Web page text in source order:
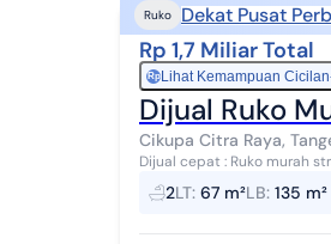
Ruko Dekat Pusat
Rp 1,7 Miliar Total
RpLihat Kemampuan
Dijual Ruko
Cikupa Citra Raya,
Dijual cepat : Ruko murah strategis Ruko Rembrandt Citra Raya Lokasi dekat dengan Mall Ciputra LT : 4,5 x15
m2 LB : +/- 135 m2 2 lantai
2LT: 67 m²LB: 135 m²